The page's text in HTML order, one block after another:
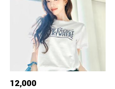
12,000